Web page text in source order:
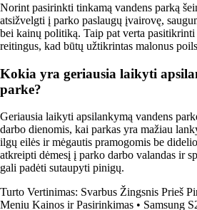
Norint pasirinkti tinkamą vandens parką
atsižvelgti į parko paslaugų įvairovę,
bei kainų politiką. Taip pat verta
reitingus, kad būtų užtikrintas malonus
Kokia yra geriausia laikyti
parke?
Geriausia laikyti apsilankymą vandens
darbo dienomis, kai parkas yra mažiau
ilgų eilės ir mėgautis pramogomis be
atkreipti dėmesį į parko darbo valandas ir
gali padėti sutaupyti pinigų.
Turto Vertinimas: Svarbus Žingsnis Prieš
Meniu Kainos ir Pasirinkimas • Samsung